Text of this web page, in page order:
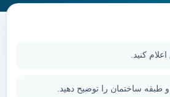
کنید.
طبقه ساختمان را توضیح دهید.